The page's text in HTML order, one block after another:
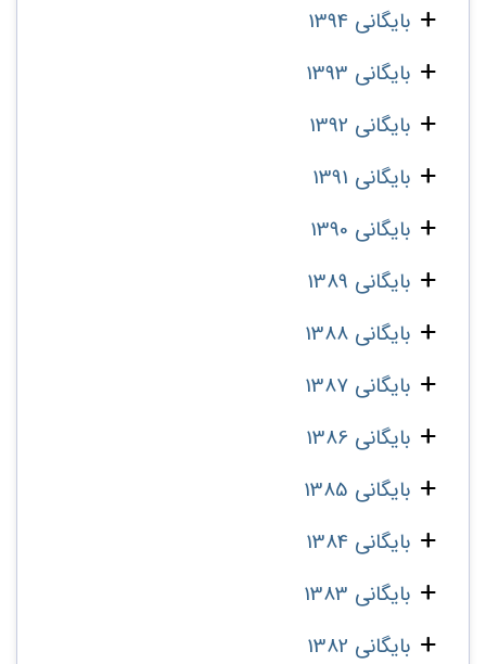
بایگانی 1394
بایگانی 1393
بایگانی 1392
بایگانی 1391
بایگانی 1390
بایگانی 1389
بایگانی 1388
بایگانی 1387
بایگانی 1386
بایگانی 1385
بایگانی 1384
بایگانی 1383
بایگانی 1382